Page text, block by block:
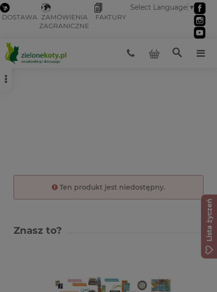
DOSTAWA ZAMÓWIENIA
ZAGRANICZNE
FAKTURY
Select Language ▼
Ten produkt jest niedostępny.
Znasz to? Lista życzeń